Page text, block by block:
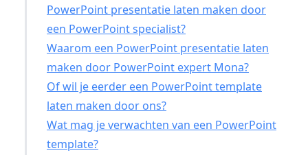
PowerPoint presentatie laten maken door
een PowerPoint specialist?
Waarom een PowerPoint presentatie laten
maken door PowerPoint expert Mona?
Of wil je eerder een PowerPoint template
laten maken door ons?
Wat mag je verwachten van een PowerPoint
template?